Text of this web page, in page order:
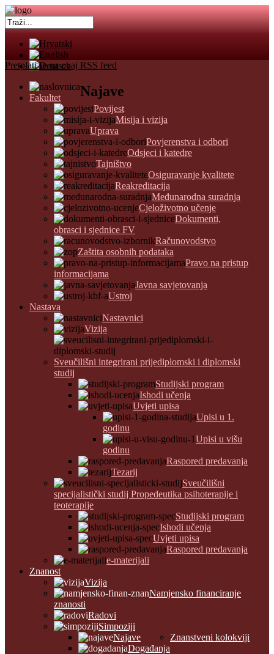
Fakultet
Povijest
Misija i vizija
Uprava
Povjerenstva i odbori
Odsjeci i katedre
Tajništvo
Osiguravanje kvalitete
Reakreditacija
Međunarodna suradnja
Cjeloživotno učenje
Dokumenti,
obrasci i sjednice FV
Računovodstvo
Zaštita osobnih podataka
Pravo na pristup
informacijama
Javna savjetovanja
Ustroj
Nastava
Nastavnici
Vizija
Sveučilišni integrirani prijediplomski i diplomski
studij
Studijski program
Ishodi učenja
Uvjeti upisa
Upisi u 1.
godinu
Upisi u višu
godinu
Raspored predavanja
Tezarij
Sveučilišni
specijalistički studij Propedeutika psihoterapije i
teoterapije
Studijski program
Ishodi učenja
Uvjeti upisa
Raspored predavanja
e-materijali
Znanost
Vizija
Namjensko financiranje
znanosti
Radovi
Simpoziji
Najave
Događanja
Znanstveni kolokviji
Pretplati se na ovaj RSS feed
Najave